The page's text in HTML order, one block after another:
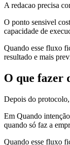
A redacao precisa
O ponto sensivel
capacidade de
Quando esse fluxo
resultado e mais
O que fazer
Depois do
Em Quando
quando só faz a
Quando esse fluxo